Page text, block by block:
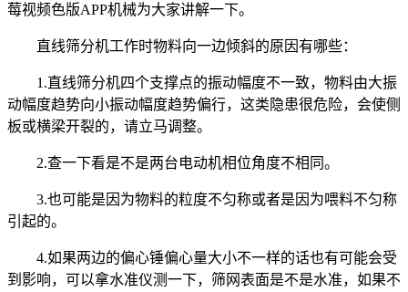
莓视频色版APP机械为大家讲解一下。
直线筛分机工作时物料向一边倾斜的原因有哪些：
1.直线筛分机四个支撑点的振动幅度不一致，物料由大振
动幅度趋势向小振动幅度趋势偏行，这类隐患很危险，会使侧
板或横梁开裂的，请立马调整。
2.查一下看是不是两台电动机相位角度不相同。
3.也可能是因为物料的粒度不匀称或者是因为喂料不匀称
引起的。
4.如果两边的偏心锤偏心量大小不一样的话也有可能会受
到影响，可以拿水准仪测一下，筛网表面是不是水准，如果不